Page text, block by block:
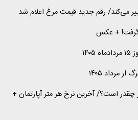
می‌کند/ رقم جدید قیمت مرغ اعلام شد
گرفت! + عکس
مرداد ۱۴۰۵
چقدر است؟/ آخرین نرخ هر متر آپارتمان +